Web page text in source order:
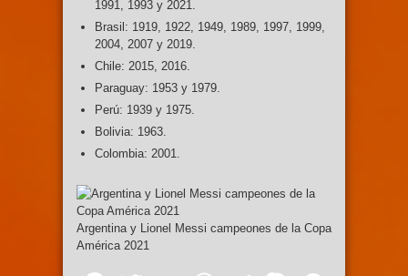
1991, 1993 y 2021.
Brasil: 1919, 1922, 1949, 1989, 1997, 1999,
2004, 2007 y 2019.
Chile: 2015, 2016.
Paraguay: 1953 y 1979.
Perú: 1939 y 1975.
Bolivia: 1963.
Colombia: 2001.
Argentina y Lionel Messi campeones de la Copa
América 2021